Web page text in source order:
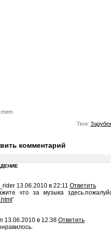
Теги:
комментарий
13.06.2010 в 22:11 Ответить
что за музыка
'
13.06.2010 в 12:38 Ответить